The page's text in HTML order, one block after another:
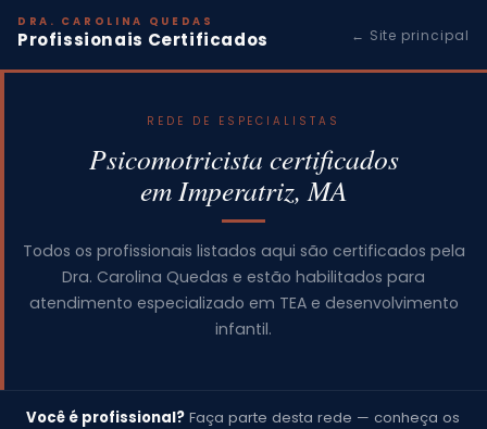
DRA. CAROLINA QUEDAS
Profissionais Certificados ← Site principal
REDE DE ESPECIALISTAS
Psicomotricista certificados
em Imperatriz, MA
Todos os profissionais listados aqui são certificados pela
Dra. Carolina Quedas e estão habilitados para
atendimento especializado em TEA e desenvolvimento
infantil.
Você é profissional? Faça parte desta rede — conheça os